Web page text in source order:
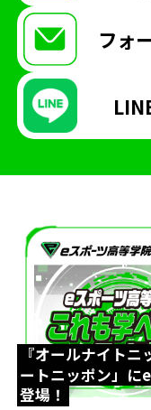
フォ
『オールナイト
ートニッポン」に
登場！